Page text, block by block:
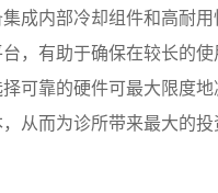
成内部冷却组件和高耐
，有助于确保在较长的
可靠的硬件可最大限度
从而为诊所带来最大的投